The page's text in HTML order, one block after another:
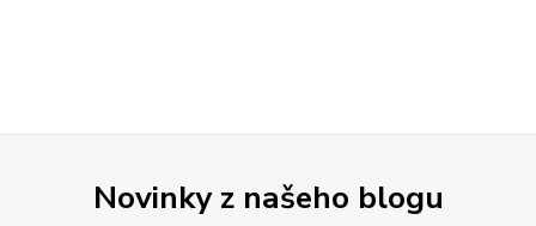
Novinky z našeho blogu